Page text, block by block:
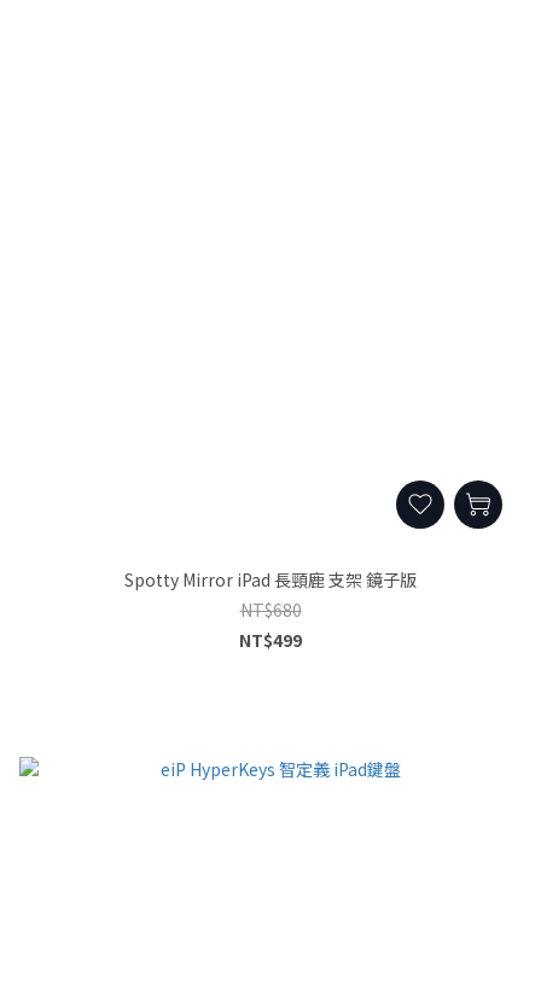
Spotty Mirror iPad 長頸鹿 支架 鏡子版
NT$680
NT$499